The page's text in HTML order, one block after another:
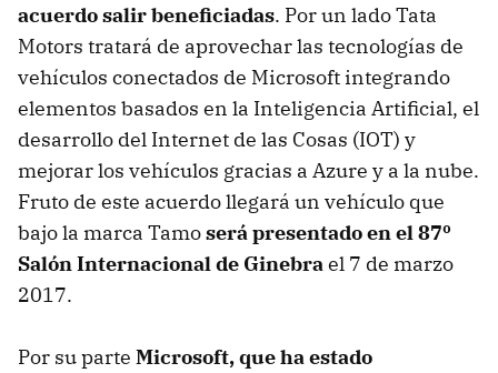
acuerdo salir beneficiadas. Por un lado Tata
Motors tratará de aprovechar las tecnologías de
vehículos conectados de Microsoft integrando
elementos basados en la Inteligencia Artificial, el
desarrollo del Internet de las Cosas (IOT) y
mejorar los vehículos gracias a Azure y a la nube.
Fruto de este acuerdo llegará un vehículo que
bajo la marca Tamoserá presentado en el 87º
Salón Internacional de Ginebrael 7 de marzo
2017.
Por su parte Microsoft, que ha estado